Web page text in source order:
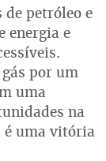
petróleo e
energia e
por um
uma
na
é uma vitória